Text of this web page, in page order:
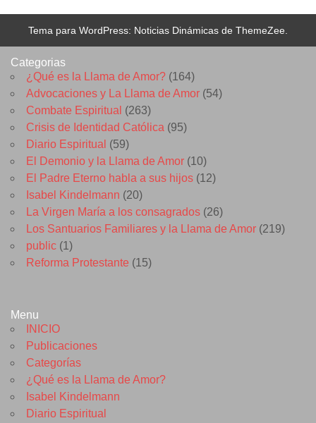
Tema para WordPress: Noticias Dinámicas de ThemeZee.
Categorias
¿Qué es la Llama de Amor? (164)
Advocaciones y La Llama de Amor (54)
Combate Espiritual (263)
Crisis de Identidad Católica (95)
Diario Espiritual (59)
El Demonio y la Llama de Amor (10)
El Padre Eterno habla a sus hijos (12)
Isabel Kindelmann (20)
La Virgen María a los consagrados (26)
Los Santuarios Familiares y la Llama de Amor (219)
public (1)
Reforma Protestante (15)
Menu
INICIO
Publicaciones
Categorías
¿Qué es la Llama de Amor?
Isabel Kindelmann
Diario Espiritual